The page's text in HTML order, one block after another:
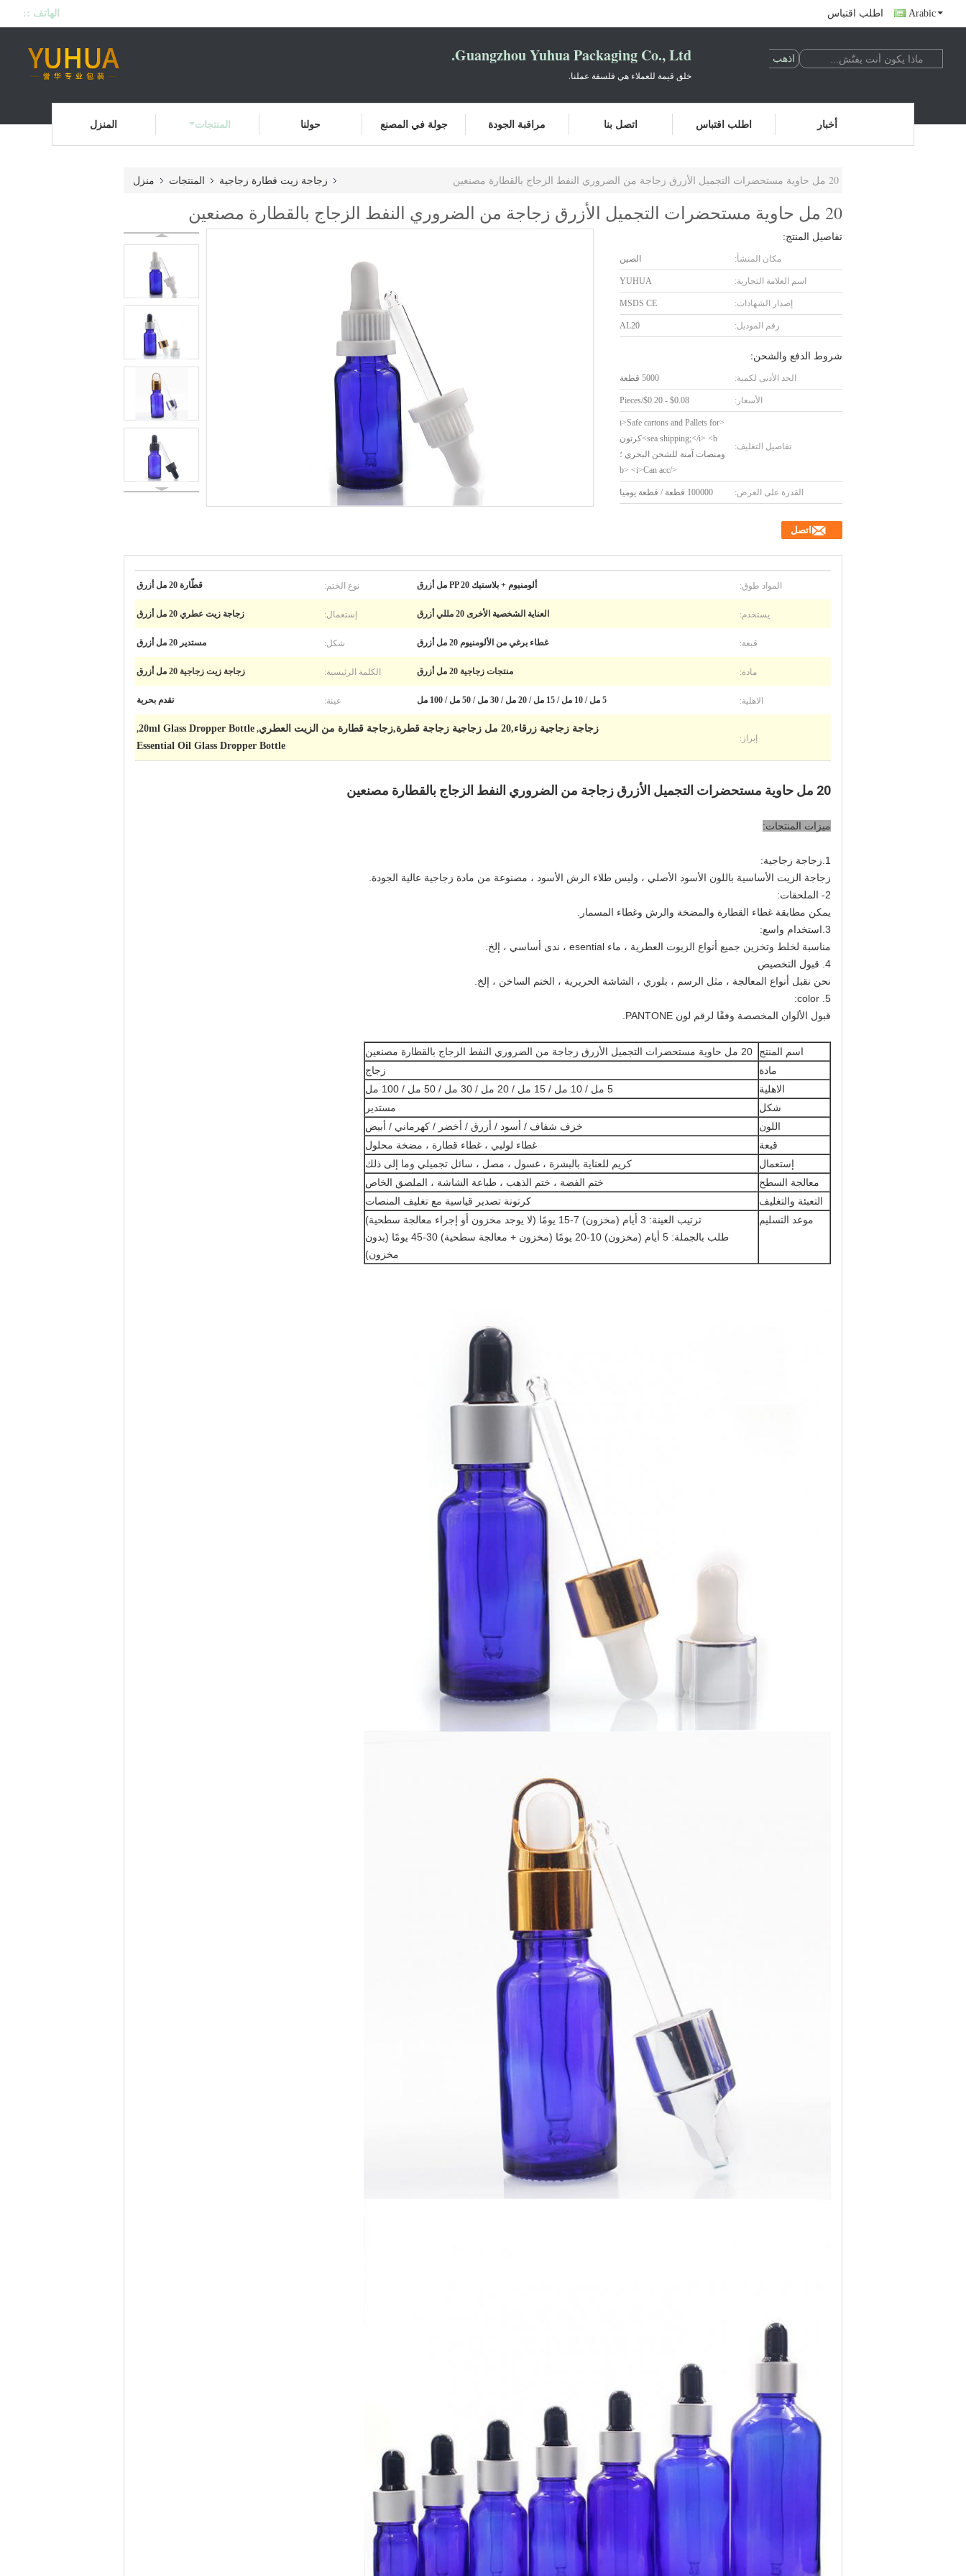
الهاتف :: اطلب اقتباس Arabic
Guangzhou Yuhua Packaging Co., Ltd.
خلق قيمة للعملاء هي فلسفة عملنا.
المنزل المنتجات حولنا جولة في المصنع مراقبة الجودة اتصل بنا اطلب اقتباس أخبار
منزل المنتجات زجاجة زيت قطارة زجاجية 20 مل حاوية مستحضرات التجميل الأزرق زجاجة من الضروري النفط الزجاج بالقطارة مصنعين
20 مل حاوية مستحضرات التجميل الأزرق زجاجة من الضروري النفط الزجاج بالقطارة مصنعين
تفاصيل المنتج:
مكان المنشأ: الصين
اسم العلامة التجارية: YUHUA
إصدار الشهادات: MSDS CE
رقم الموديل: AL20
شروط الدفع والشحن:
الحد الأدنى لكمية: 5000 قطعة
الأسعار: $0.08 - $0.20/Pieces
تفاصيل التغليف:
<i>Safe cartons and Pallets for
sea shipping;</i> <b>كرتون
ومنصات آمنة للشحن البحري ؛
</b> <i>Can acc
القدرة على العرض: 100000 قطعة / قطعة يوميا
اتصل
المواد طوق: ألومنيوم + بلاستيك PP 20 مل أزرق نوع الختم: قطّارة 20 مل أزرق
يستخدم: العناية الشخصية الأخرى 20 مللي أزرق إستعمال: زجاجة زيت عطري 20 مل أزرق
قبعة: غطاء برغي من الألومنيوم 20 مل أزرق شكل: مستدير 20 مل أزرق
مادة: منتجات زجاجية 20 مل أزرق الكلمة الرئيسية: زجاجة زيت زجاجية 20 مل أزرق
الاهلية: 5 مل / 10 مل / 15 مل / 20 مل / 30 مل / 50 مل / 100 مل عينة: تقدم بحرية
إبراز:
زجاجة زجاجية زرقاء,20 مل زجاجية زجاجة قطرة,زجاجة قطارة من الزيت العطري ,
20ml Glass Dropper Bottle
,
Essential Oil Glass Dropper Bottle
20 مل حاوية مستحضرات التجميل الأزرق زجاجة من الضروري النفط الزجاج بالقطارة مصنعين
ميزات المنتجات:
1.زجاجة زجاجية:
زجاجة الزيت الأساسية باللون الأسود الأصلي ، وليس طلاء الرش الأسود ، مصنوعة من مادة زجاجية عالية الجودة.
2- الملحقات:
يمكن مطابقة غطاء القطارة والمضخة والرش وغطاء المسمار.
3.استخدام واسع:
مناسبة لخلط وتخزين جميع أنواع الزيوت العطرية ، ماء esential ، ندى أساسي ، إلخ.
4. قبول التخصيص
نحن نقبل أنواع المعالجة ، مثل الرسم ، بلوري ، الشاشة الحريرية ، الختم الساخن ، إلخ.
5. color:
قبول الألوان المخصصة وفقًا لرقم لون PANTONE.
اسم المنتج
20 مل حاوية مستحضرات التجميل الأزرق زجاجة من الضروري النفط الزجاج بالقطارة مصنعين
مادة
زجاج
الاهلية
5 مل / 10 مل / 15 مل / 20 مل / 30 مل / 50 مل / 100 مل
شكل
مستدير
اللون
خزف شفاف / أسود / أزرق / أخضر / كهرماني / أبيض
قبعة
غطاء لولبي ، غطاء قطارة ، مضخة محلول
إستعمال
كريم للعناية بالبشرة ، غسول ، مصل ، سائل تجميلي وما إلى ذلك
معالجة السطح
ختم الفضة ، ختم الذهب ، طباعة الشاشة ، الملصق الخاص
التعبئة والتغليف
كرتونة تصدير قياسية مع تغليف المنصات
موعد التسليم
ترتيب العينة: 3 أيام (مخزون) 7-15 يومًا (لا يوجد مخزون أو إجراء معالجة سطحية)
طلب بالجملة: 5 أيام (مخزون) 10-20 يومًا (مخزون + معالجة سطحية) 30-45 يومًا (بدون
مخزون)